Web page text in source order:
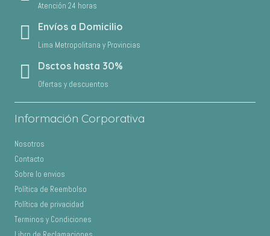
Atención 24 horas
Envíos a Domicilio
Lima Metropolitana y Provincias
Dsctos hasta 30%
Ofertas y descuentos
Información Corporativa
Nosotros
Contacto
Sobre lo envios
Política de Reembolso
Política de privacidad
Terminos y Condiciones